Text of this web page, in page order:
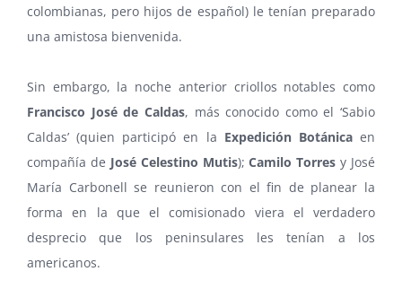
colombianas, pero hijos de español) le tenían preparado
una amistosa bienvenida.
Sin embargo, la noche anterior criollos notables como
Francisco José de Caldas, más conocido como el ‘Sabio
Caldas’ (quien participó en la Expedición Botánica en
compañía de José Celestino Mutis);Camilo Torres y José
María Carbonell se reunieron con el fin de planear la
forma en la que el comisionado viera el verdadero
desprecio que los peninsulares les tenían a los
americanos.